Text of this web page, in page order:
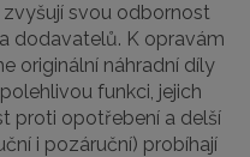
svou odbornost
dodavatelů. K opravám
originální náhradní díly
funkci, jejich
proti opotřebení a delší
i pozáruční) probíhají